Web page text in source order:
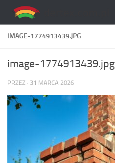
Skip to content
IMAGE-1774913439.JPG
image-1774913439.jpg
PRZEZ · 31 MARCA 2026